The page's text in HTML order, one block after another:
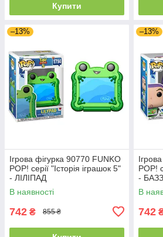
Купити
–13%
Ігрова фігурка 90770 FUNKO
POP! серії "Історія іграшок 5"
- ЛІЛІПАД
В наявності
742 ₴ 855 ₴
–13%
POP!
-
В
742